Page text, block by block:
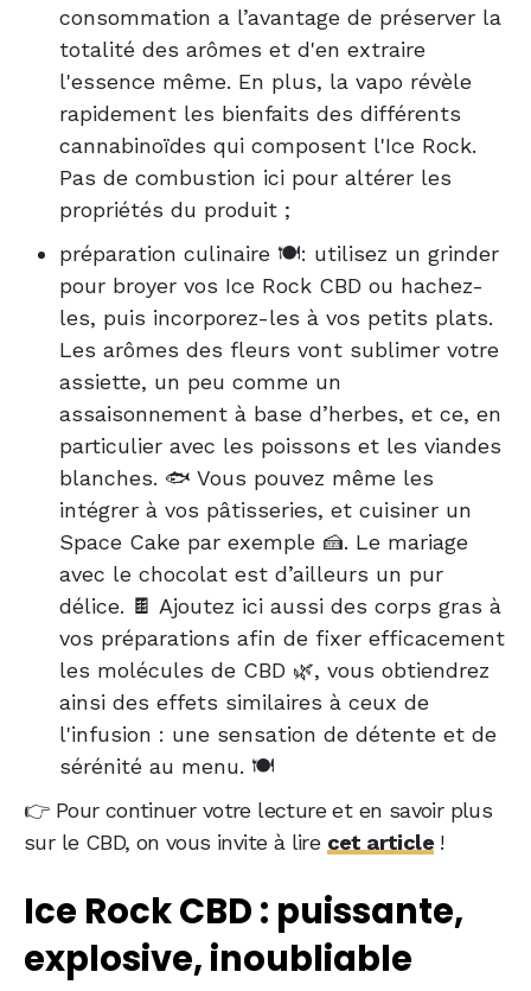
consommation a l’avantage de préserver la
totalité des arômes et d'en extraire
l'essence même. En plus, la vapo révèle
rapidement les bienfaits des différents
cannabinoïdes qui composent l'Ice Rock.
Pas de combustion ici pour altérer les
propriétés du produit ;
préparation culinaire 🍽️: utilisez un grinder
pour broyer vos Ice Rock CBD ou hachez-
les, puis incorporez-les à vos petits plats.
Les arômes des fleurs vont sublimer votre
assiette, un peu comme un
assaisonnement à base d’herbes, et ce, en
particulier avec les poissons et les viandes
blanches. 🐟 Vous pouvez même les
intégrer à vos pâtisseries, et cuisiner un
Space Cake par exemple 🍰. Le mariage
avec le chocolat est d’ailleurs un pur
délice. 🍫 Ajoutez ici aussi des corps gras à
vos préparations afin de fixer efficacement
les molécules de CBD 🌿, vous obtiendrez
ainsi des effets similaires à ceux de
l'infusion : une sensation de détente et de
sérénité au menu. 🍽️
👉 Pour continuer votre lecture et en savoir plus
sur le CBD, on vous invite à lire cet article !
Ice Rock CBD : puissante,
explosive, inoubliable